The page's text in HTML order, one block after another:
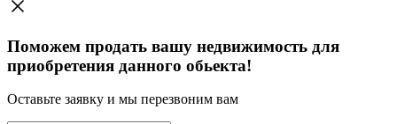
Поможем продать вашу недвижимость для
приобретения данного обьекта!
Оставьте заявку и мы перезвоним вам